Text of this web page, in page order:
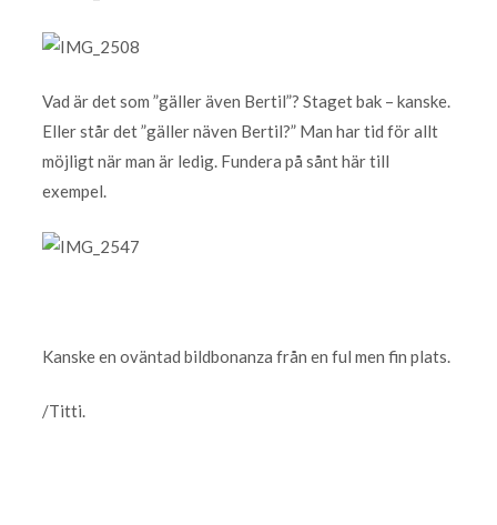
Vad är det som ”gäller även Bertil”? Staget bak – kanske.
Eller står det ”gäller näven Bertil?” Man har tid för allt
möjligt när man är ledig. Fundera på sånt här till
exempel.
Kanske en oväntad bildbonanza från en ful men fin plats.
/Titti.